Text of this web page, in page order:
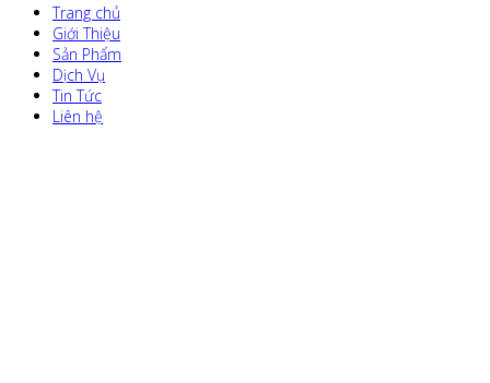
Trang chủ
Giới Thiệu
Sản Phẩm
Dịch Vụ
Tin Tức
Liên hệ